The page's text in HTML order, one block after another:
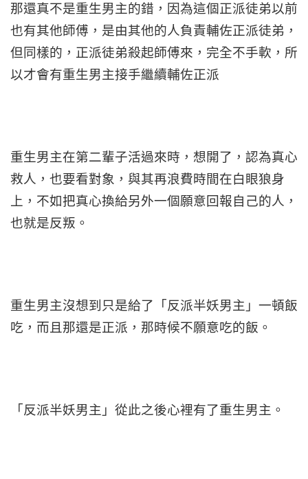
那還真不是重生男主的錯，因為這個正派徒弟以前
也有其他師傅，是由其他的人負責輔佐正派徒弟，
但同樣的，正派徒弟殺起師傅來，完全不手軟，所
以才會有重生男主接手繼續輔佐正派
重生男主在第二輩子活過來時，想開了，認為真心
救人，也要看對象，與其再浪費時間在白眼狼身
上，不如把真心換給另外一個願意回報自己的人，
也就是反叛。
重生男主沒想到只是給了「反派半妖男主」一頓飯
吃，而且那還是正派，那時候不願意吃的飯。
「反派半妖男主」從此之後心裡有了重生男主。